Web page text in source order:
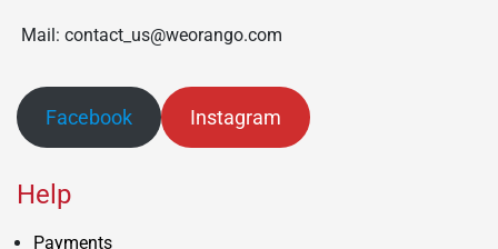
Mail: contact_us@weorango.com
Facebook Instagram
Help
Payments